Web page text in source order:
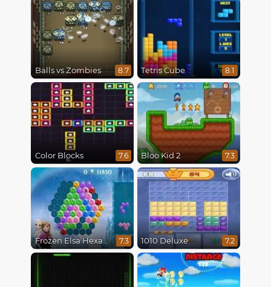
Balls vs Zombies 8.7 Tetris Cube 8.1
Color Blocks 7.6 Bloo Kid 2 7.3
Frozen Elsa Hexagon Puzzle 7.3 1010 Deluxe 7.2